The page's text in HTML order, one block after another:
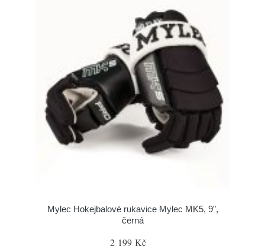
Mylec Hokejbalové rukavice Mylec MK5, 9",
černá
2 199 Kč